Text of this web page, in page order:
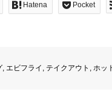
Hatena Pocket
, エビフライ , テイクアウト , ホッ